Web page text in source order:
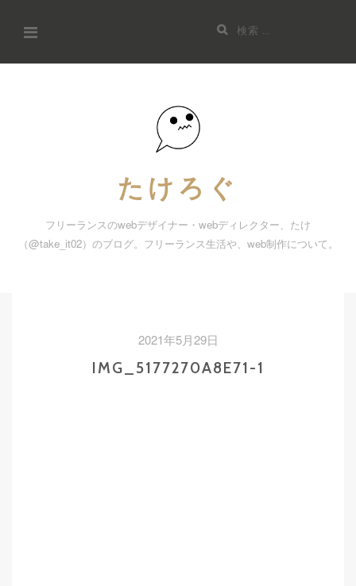
検
たけろぐ
フリーランスのwebデザイナー・webディレクター、たけ
（@take_it02）のブログ。フリーランス生活や、web制作について。
2021年5月29日
IMG_5177270A8E71-1